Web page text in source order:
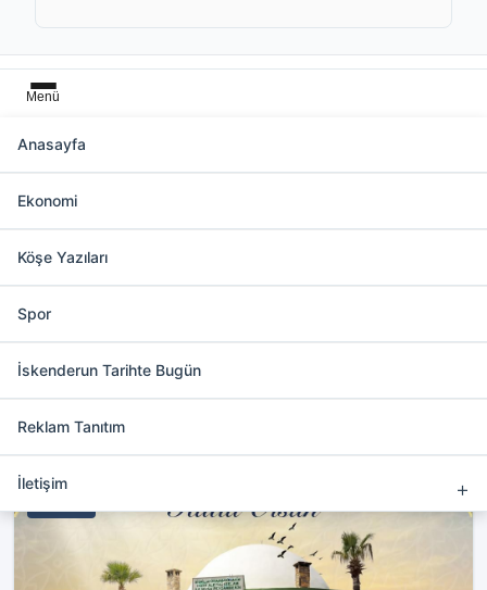
Menü
Anasayfa
Ekonomi
Köşe Yazıları
Spor
İskenderun Tarihte Bugün
Reklam Tanıtım
İletişim
Hatay Büyükşehir Belediye (HBB)
Başkanı Mehmet Öntürk Etiketinde 85
Haber
Reklam Yönetimi eklentisini
etkinleştirip bu alana reklam
ekleyebilirsiniz.